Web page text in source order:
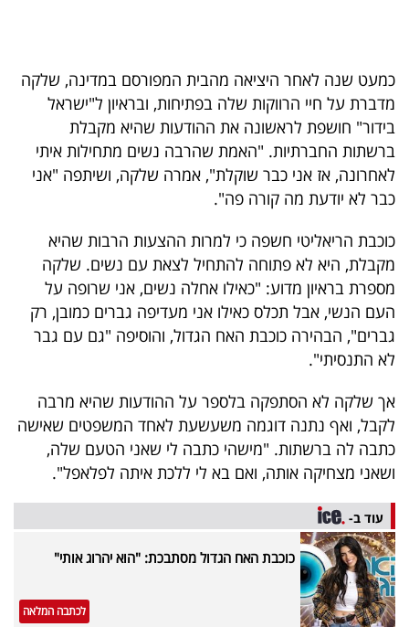
הכלכלי
פודקאסט
40
UNDER
40
שיתופי
פעולה
דרושים
ניוזלטרים
מייל
אדום
כמעט שנה לאחר היציאה מהבית המפורסם במדינה, שלקה
מדברת על חיי הרווקות שלה בפתיחות, ובראיון ל"ישראל
בידור" חושפת לראשונה את ההודעות שהיא מקבלת
ברשתות החברתיות. "האמת שהרבה נשים מתחילות איתי
לאחרונה, אז אני כבר שוקלת", אמרה שלקה, ושיתפה "אני
כבר לא יודעת מה קורה פה".
כוכבת הריאליטי חשפה כי למרות ההצעות הרבות שהיא
מקבלת, היא לא פתוחה להתחיל לצאת עם נשים. שלקה
מספרת בראיון מדוע: "כאילו אחלה נשים, אני שרופה על
העם הנשי, אבל תכלס כאילו אני מעדיפה גברים כמובן, רק
גברים", הבהירה כוכבת האח הגדול, והוסיפה "גם עם גבר
לא התנסיתי".
אך שלקה לא הסתפקה בלספר על ההודעות שהיא מרבה
לקבל, ואף נתנה דוגמה משעשעת לאחד המשפטים שאישה
כתבה לה ברשתות. "מישהי כתבה לי שאני הטעם שלה,
ושאני מצחיקה אותה, ואם בא לי ללכת איתה לפלאפל".
עוד ב-
כוכבת האח הגדול מסתבכת: "הוא יהרוג אותי"
לכתבה המלאה